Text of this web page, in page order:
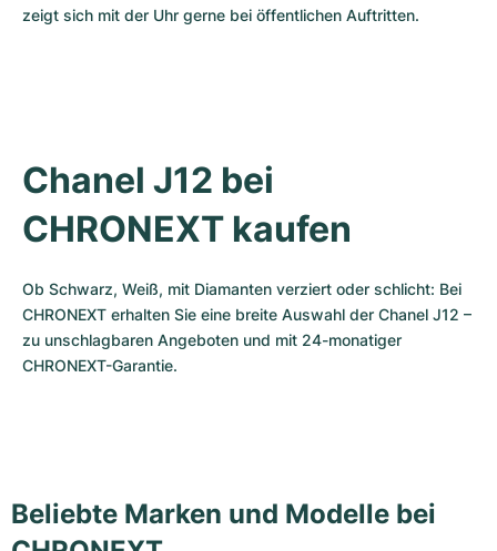
zeigt sich mit der Uhr gerne bei öffentlichen Auftritten.
Chanel J12 bei
CHRONEXT kaufen
Ob Schwarz, Weiß, mit Diamanten verziert oder schlicht: Bei
CHRONEXT erhalten Sie eine breite Auswahl der Chanel J12 –
zu unschlagbaren Angeboten und mit 24-monatiger
CHRONEXT-Garantie.
Beliebte Marken und Modelle bei